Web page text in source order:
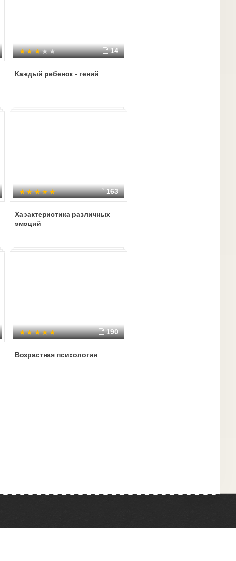
14
Каждый ребенок - гений
163
Характеристика различных
эмоций
190
Возрастная психология